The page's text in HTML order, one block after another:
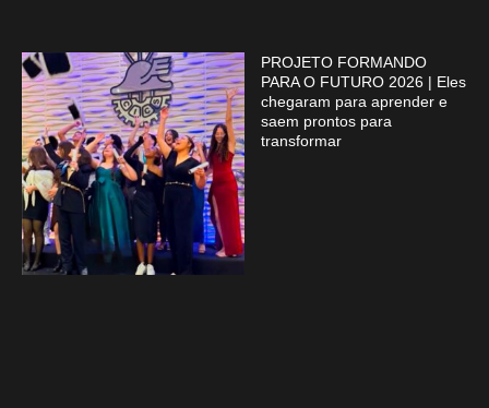
PROJETO FORMANDO
PARA O FUTURO 2026 | Eles
chegaram para aprender e
saem prontos para
transformar